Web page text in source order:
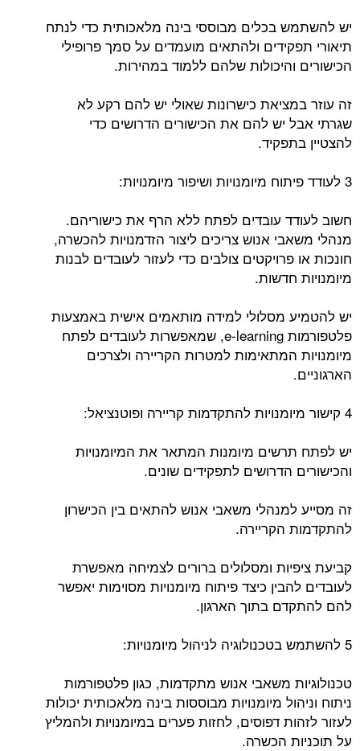
יש להשתמש בכלים מבוססי בינה מלאכותית כדי לנתח
תיאורי תפקידים ולהתאים מועמדים על סמך פרופילי
הכישורים והיכולות שלהם ללמוד במהירות.
זה עוזר במציאת כישרונות שאולי יש להם רקע לא
שגרתי אבל יש להם את הכישורים הדרושים כדי
להצטיין בתפקיד.
3 לעודד פיתוח מיומנויות ושיפור מיומנויות:
חשוב לעודד עובדים לפתח ללא הרף את כישוריהם.
מנהלי משאבי אנוש צריכים ליצור הזדמנויות להכשרה,
חונכות או פרויקטים צולבים כדי לעזור לעובדים לבנות
מיומנויות חדשות.
יש להטמיע מסלולי למידה מותאמים אישית באמצעות
פלטפורמות e-learning, שמאפשרות לעובדים לפתח
מיומנויות המתאימות למטרות הקריירה ולצרכים
הארגוניים.
4 קישור מיומנויות להתקדמות קריירה ופוטנציאל:
יש לפתח תרשים מיומנות המתאר ​​את המיומנויות
והכישורים הדרושים לתפקידים שונים.
זה מסייע למנהלי משאבי אנוש להתאים בין הכישרון
להתקדמות הקריירה.
קביעת ציפיות ומסלולים ברורים לצמיחה מאפשרת
לעובדים להבין כיצד פיתוח מיומנויות מסוימות יאפשר
להם להתקדם בתוך הארגון.
5 להשתמש בטכנולוגיה לניהול מיומנויות:
טכנולוגיות משאבי אנוש מתקדמות, כגון פלטפורמות
ניתוח וניהול מיומנויות מבוססות בינה מלאכותית יכולות
לעזור לזהות דפוסים, לחזות פערים במיומנויות ולהמליץ
​​על תוכניות הכשרה.